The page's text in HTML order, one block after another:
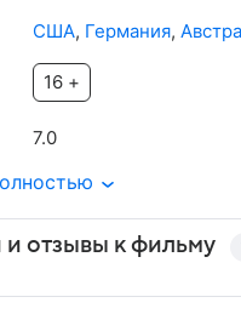
британского
США, Германия,
16 +
7.0
и отзывы к фильму